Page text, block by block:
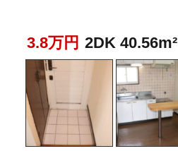
3.8万円 2DK 40.56m²